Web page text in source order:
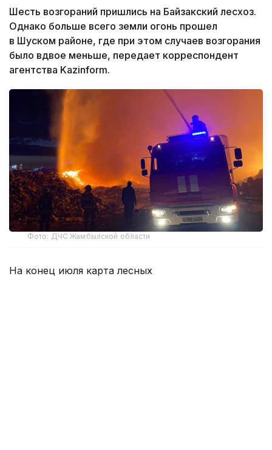
Шесть возгораний пришлись на Байзакский лесхоз.
Однако больше всего земли огонь прошел
в Шуском районе, где при этом случаев возгорания
было вдвое меньше, передает корреспондент
агентства Kazinform.
Фото: ДЧС Жамбылской области
На конец июля карта лесных